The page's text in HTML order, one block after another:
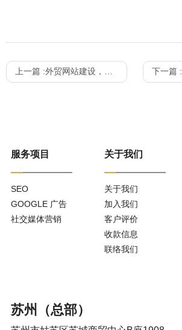
上一篇 :外贸网站建设，你要知道的4点 下一篇 :
服务项目
SEO
GOOGLE 广告
社交媒体营销
关于我们
关于我们
加入我们
客户评价
收款信息
联络我们
苏州（总部）